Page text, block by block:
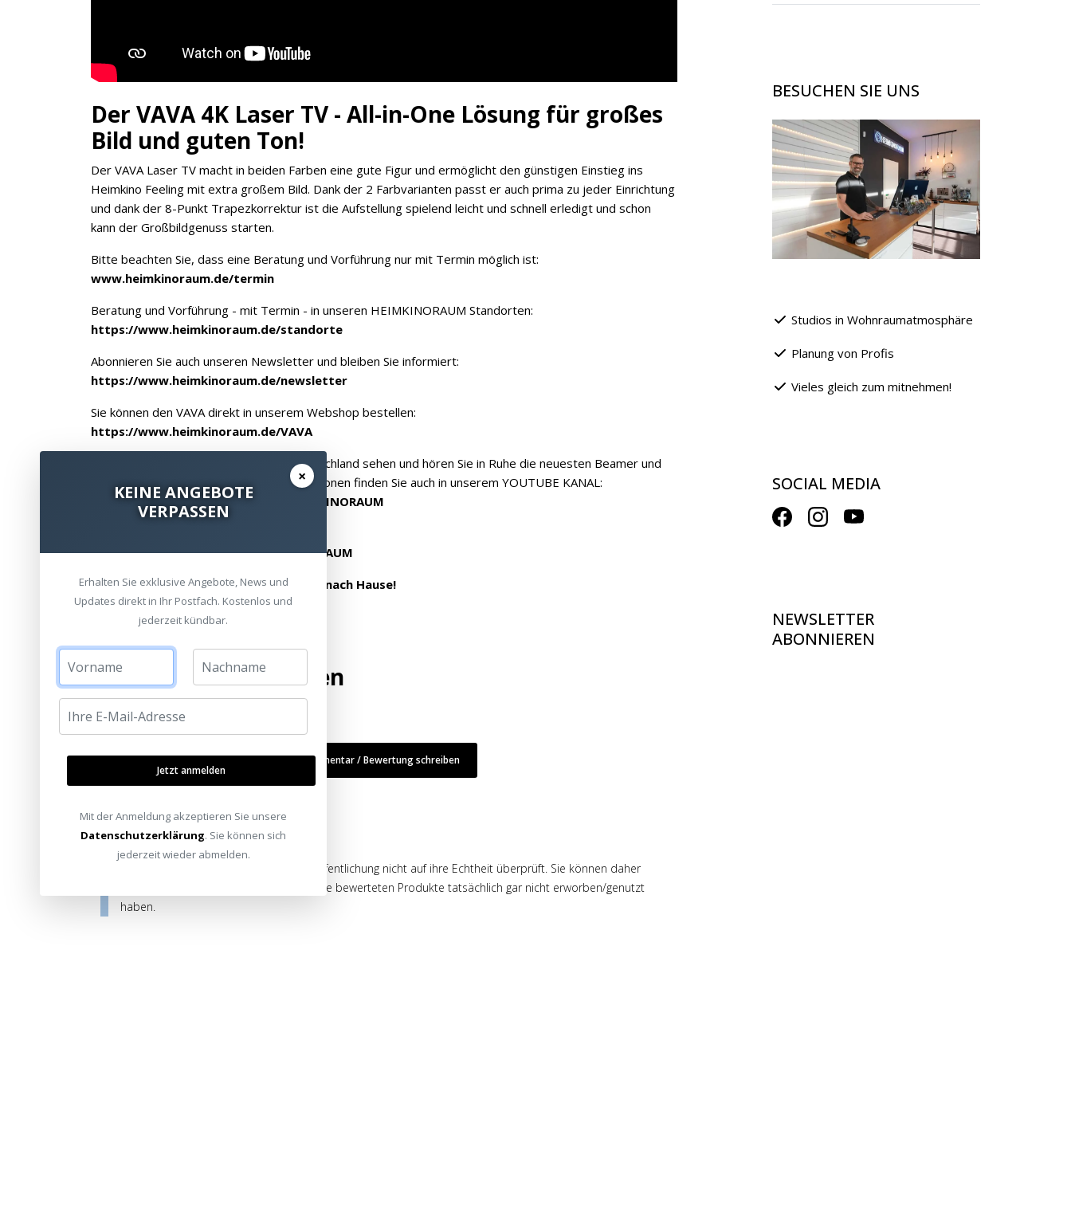
Der VAVA 4K Laser TV - All-in-One Lösung für großes
Bild und guten Ton!
Der VAVA Laser TV macht in beiden Farben eine gute Figur und ermöglicht den günstigen Einstieg ins
Heimkino Feeling mit extra großem Bild. Dank der 2 Farbvarianten passt er auch prima zu jeder Einrichtung
und dank der 8-Punkt Trapezkorrektur ist die Aufstellung spielend leicht und schnell erledigt und schon
kann der Großbildgenuss starten.
Bitte beachten Sie, dass eine Beratung und Vorführung nur mit Termin möglich ist:
www.heimkinoraum.de/termin
Beratung und Vorführung - mit Termin - in unseren HEIMKINORAUM Standorten:
https://www.heimkinoraum.de/standorte
Abonnieren Sie auch unseren Newsletter und bleiben Sie informiert:
https://www.heimkinoraum.de/newsletter
Sie können den VAVA direkt in unserem Webshop bestellen:
https://www.heimkinoraum.de/VAVA
In unseren Heimkino Studios in ganz Deutschland sehen und hören Sie in Ruhe die neuesten Beamer und
andere Heimkino Produkte. Viele Informationen finden Sie auch in unserem YOUTUBE KANAL:
https://www.youtube.com/user/HEIMKINORAUM
http://www.facebook.com/HEIMKINORAUM
HEIMKINORAUM - Wir bringen die Welt nach Hause!
Bewertung hinzufügen
Kommentar / Bewertung schreiben
Die Bewertungen werden vor ihrer Veröffentlichung nicht auf ihre Echtheit überprüft. Sie können daher
auch von Verbrauchern stammen, die die bewerteten Produkte tatsächlich gar nicht erworben/genutzt
haben.
BESUCHEN SIE UNS
Studios in Wohnraumatmosphäre
Planung von Profis
Vieles gleich zum mitnehmen!
SOCIAL MEDIA
NEWSLETTER
ABONNIEREN
×
KEINE ANGEBOTE
VERPASSEN
Erhalten Sie exklusive Angebote, News und
Updates direkt in Ihr Postfach. Kostenlos und
jederzeit kündbar.
Jetzt anmelden
Mit der Anmeldung akzeptieren Sie unsere
Datenschutzerklärung. Sie können sich
jederzeit wieder abmelden.